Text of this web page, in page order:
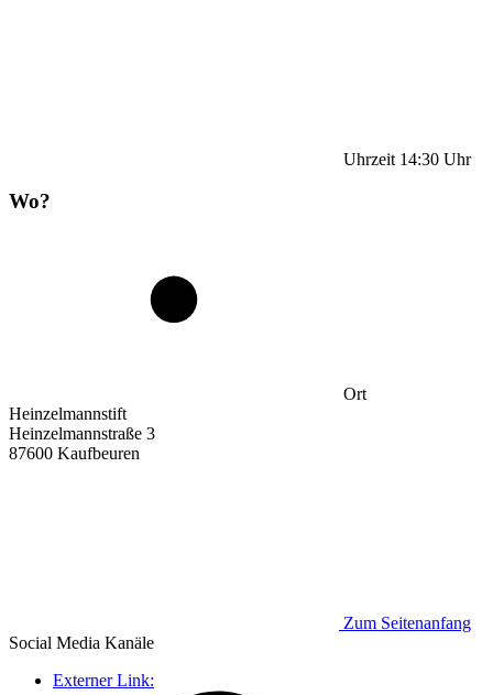
Uhrzeit 14:30 Uhr
Wo?
Ort
Heinzelmannstift
Heinzelmannstraße 3
87600 Kaufbeuren
Zum Seitenanfang
Social Media Kanäle
Externer Link: